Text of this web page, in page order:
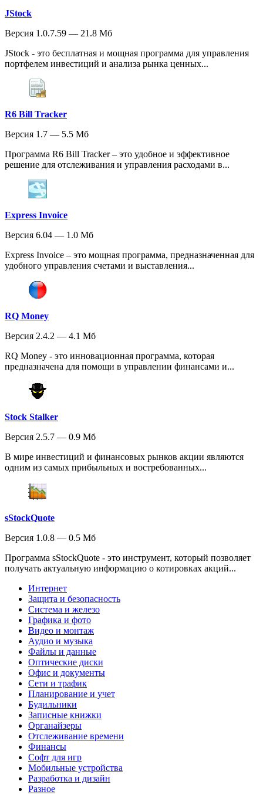
JStock
Версия 1.0.7.59 — 21.8 Мб
JStock - это бесплатная и мощная программа для управления
портфелем инвестиций и анализа рынка ценных...
R6 Bill Tracker
Версия 1.7 — 5.5 Мб
Программа R6 Bill Tracker – это удобное и эффективное
решение для отслеживания и управления расходами в...
Express Invoice
Версия 6.04 — 1.0 Мб
Express Invoice – это мощная программа, предназначенная для
удобного управления счетами и выставления...
RQ Money
Версия 2.4.2 — 4.1 Мб
RQ Money - это инновационная программа, которая
предназначена для помощи в управлении финансами и...
Stock Stalker
Версия 2.5.7 — 0.9 Мб
В мире инвестиций и финансовых рынков акции являются
одним из самых прибыльных и востребованных...
sStockQuote
Версия 1.0.8 — 0.5 Мб
Программа sStockQuote - это инструмент, который позволяет
получать актуальную информацию о котировках акций...
Интернет
Защита и безопасность
Система и железо
Графика и фото
Видео и монтаж
Аудио и музыка
Файлы и данные
Оптические диски
Офис и документы
Сети и трафик
Планирование и учет
Будильники
Записные книжки
Органайзеры
Отслеживание времени
Финансы
Софт для игр
Мобильные устройства
Разработка и дизайн
Разное